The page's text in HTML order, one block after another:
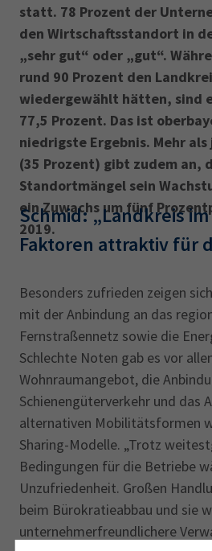
Magazin
statt. 78 Prozent der
den Wirtschaftsstandort in
„sehr gut“ oder „gut“.
rund 90 Prozent den
wiedergewählt hätten, sind
77,5 Prozent. Das ist
niedrigste Ergebnis. Mehr
(35 Prozent) gibt zudem an,
Standortmängel sein
ein Zuwachs um fünf
2019.
Schmid: „Landkreis
Faktoren attraktiv für
Besonders zufrieden zeigen
mit der Anbindung an das
Fernstraßennetz sowie die
Schlechte Noten gab es vor
Wohnraumangebot, die
Schienengüterverkehr und das
alternativen Mobilitätsformen
Sharing-Modelle. „Trotz
Bedingungen für die Betriebe
Unzufriedenheit. Großen
beim Bürokratieabbau und sie
unternehmerfreundlichere